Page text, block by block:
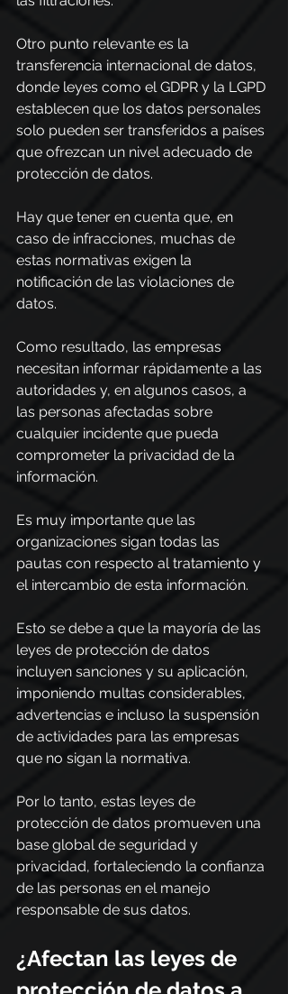
Otro punto relevante es la
transferencia internacional de datos,
donde leyes como el GDPR y la LGPD
establecen que los datos personales
solo pueden ser transferidos a países
que ofrezcan un nivel adecuado de
protección de datos.
Hay que tener en cuenta que, en
caso de infracciones, muchas de
estas normativas exigen la
notificación de las violaciones de
datos.
Como resultado, las empresas
necesitan informar rápidamente a las
autoridades y, en algunos casos, a
las personas afectadas sobre
cualquier incidente que pueda
comprometer la privacidad de la
información.
Es muy importante que las
organizaciones sigan todas las
pautas con respecto al tratamiento y
el intercambio de esta información.
Esto se debe a que la mayoría de las
leyes de protección de datos
incluyen sanciones y su aplicación,
imponiendo multas considerables,
advertencias e incluso la suspensión
de actividades para las empresas
que no sigan la normativa.
Por lo tanto, estas leyes de
protección de datos promueven una
base global de seguridad y
privacidad, fortaleciendo la confianza
de las personas en el manejo
responsable de sus datos.
¿Afectan las leyes de